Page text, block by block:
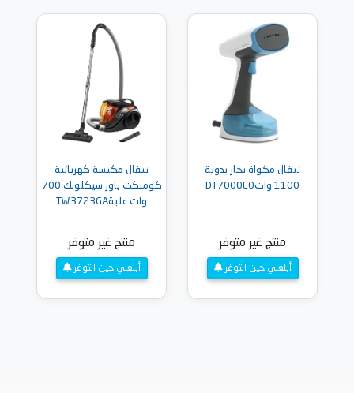
تيفال مكواة بخار يدوية
1100 واتDT7000E0
منتج غير متوفر
أبلغني حين التوفر
تيفال مكنسة كهربائية
كومبكت باور سيكلونك 700
وات علبةTW3723GA
منتج غير متوفر
أبلغني حين التوفر